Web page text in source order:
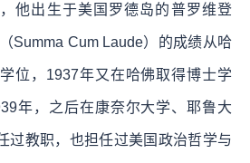
他出生于美国罗德岛的普罗维登
Summa Cum Laude）的成绩从哈
位，1937年又在哈佛取得博士学
年，之后在康奈尔大学、耶鲁大
过教职，也担任过美国政治哲学与